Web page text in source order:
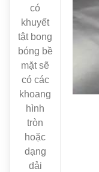
có
khuyết
tật bong
bóng bề
mặt sẽ
có các
khoang
hình
tròn
hoặc
dạng
dải